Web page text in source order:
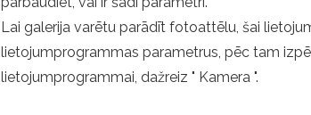
Lai galerija varētu parādīt fotoattēlu, šai
lietojumprogrammas parametrus, pēc tam
lietojumprogrammai, dažreiz " Kamera ".